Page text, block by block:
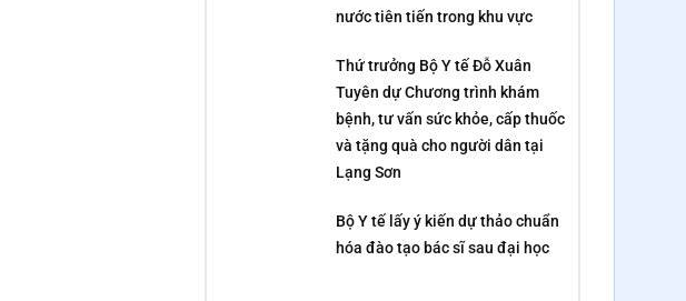
nước tiên tiến trong khu vực
Thứ trưởng Bộ Y tế Đỗ Xuân
Tuyên dự Chương trình khám
bệnh, tư vấn sức khỏe, cấp thuốc
và tặng quà cho người dân tại
Lạng Sơn
Bộ Y tế lấy ý kiến dự thảo chuẩn
hóa đào tạo bác sĩ sau đại học